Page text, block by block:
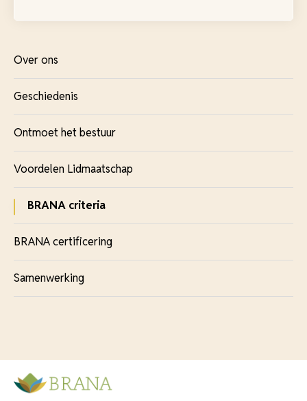
Over ons
Geschiedenis
Ontmoet het bestuur
Voordelen Lidmaatschap
BRANA criteria
BRANA certificering
Samenwerking